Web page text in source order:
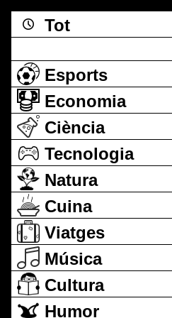
Tot
Esports
Economia
Ciència
Tecnologia
Natura
Cuina
Viatges
Música
Cultura
Humor